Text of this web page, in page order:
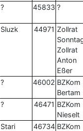
? 45833 ?
Sluzk 44971 Zollrat
Zollrat
Anton
Eßer
? 46002 BZKom
Bertam
? 46471 BZKom
Nieselt
Stari
46734 BZKom